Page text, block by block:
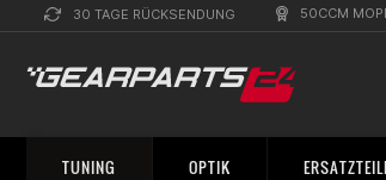
30 TAGE RÜCKSENDUNG 50CCM
TUNING OPTIK